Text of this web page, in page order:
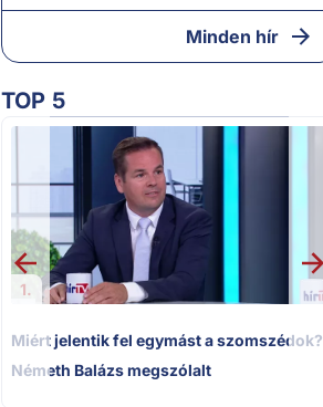
Minden hír
TOP 5
1.
Miért jelentik fel egymást a szomszédok?
Németh Balázs megszólalt